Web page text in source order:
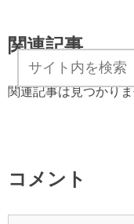
関連記事
関連記事は見つかり
コメント